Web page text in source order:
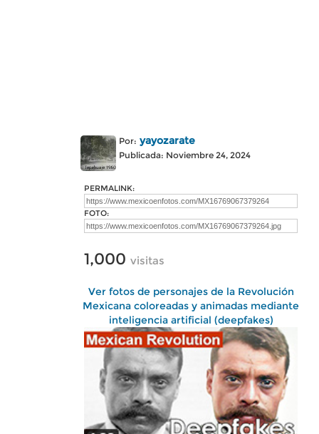
Por: yayozarate
Publicada: Noviembre 24, 2024
PERMALINK:
FOTO:
1,000 visitas
Ver fotos de personajes de la Revolución
Mexicana coloreadas y animadas mediante
inteligencia artificial (deepfakes)